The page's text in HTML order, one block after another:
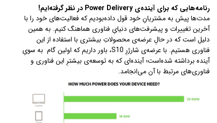
رنامه‌هایی که برای آینده‌ی Power Delivery در نظر گرفته‌ایم!
مدت‌ها پیش به مشتریانِ خود قول داده‌بودیم که فعالیت‌های خود را با
آخرین تغییرات و پیشرفت‌های دنیایِ فناوری هماهنگ کنیم. به همین
دلیل است که در حالِ عرضه‌ی محصولاتِ بیشتری با استفاده از این
فناوری هستیم. با عرضه‌ی شارژرِ S10، باور داریم که اولین گام به سویِ
آینده برداشته شده‌است؛ آینده‌ای که به توسعه‌ی بیشترِ این فناوری و
فناوری‌های مرتبط با آن می‌انجامد.